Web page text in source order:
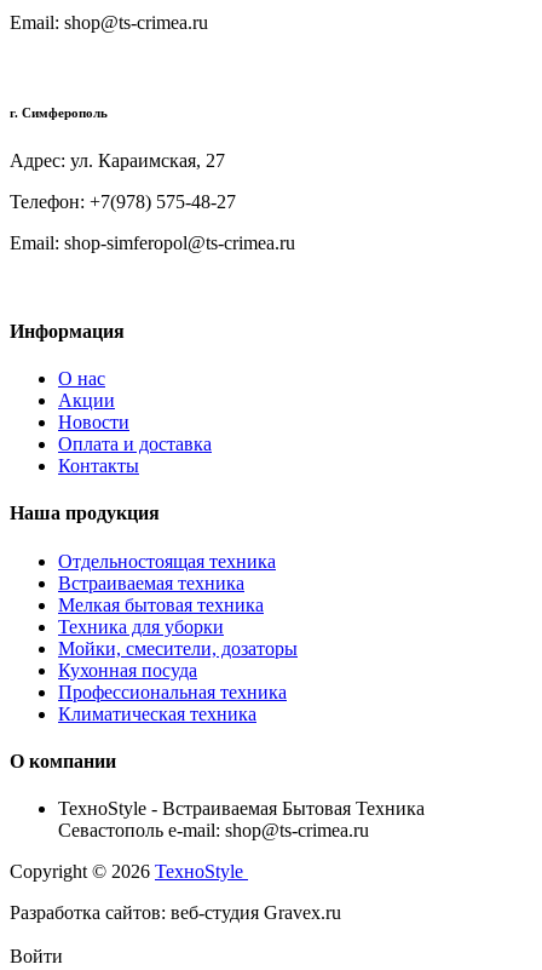
Email: shop@ts-crimea.ru
г. Симферополь
Адрес: ул. Караимская, 27
Телефон: +7(978) 575-48-27
Email: shop-simferopol@ts-crimea.ru
Информация
О нас
Акции
Новости
Оплата и доставка
Контакты
Наша продукция
Отдельностоящая техника
Встраиваемая техника
Мелкая бытовая техника
Техника для уборки
Мойки, смесители, дозаторы
Кухонная посуда
Профессиональная техника
Климатическая техника
О компании
TexноStyle - Встраиваемая Бытовая Техника
Севастополь e-mail: shop@ts-crimea.ru
Copyright © 2026 TexноStyle
Разработка сайтов: веб-студия Gravex.ru
Войти